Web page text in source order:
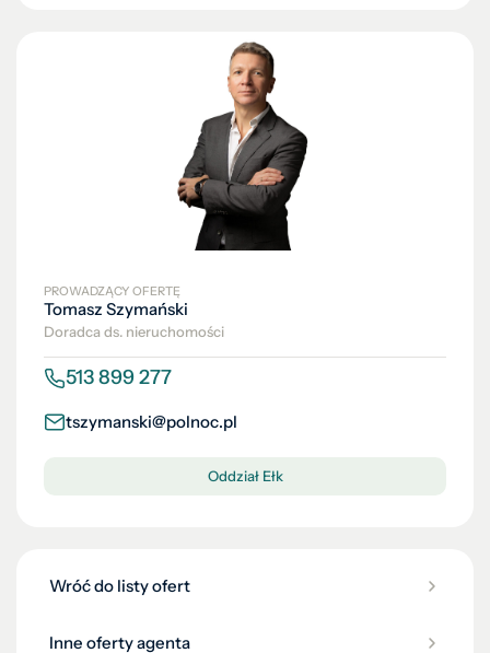
PROWADZĄCY OFERTĘ
Tomasz Szymański
Doradca ds. nieruchomości
513 899 277
tszymanski@polnoc.pl
Oddział Ełk
Wróć do listy ofert
Inne oferty agenta